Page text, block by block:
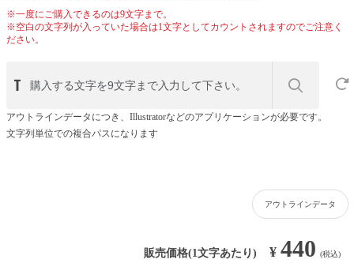
※一度にご購入できるのは9文字まで。
※空白の文字列が入っていた場合は1文字としてカウントされますのでご注意く
ださい。
アウトラインデータにつき、Illustratorなどのアプリケーションが必要です。
文字列単位での複合パスになります
アウトラインデータ
販売価格(1文字あたり) ¥ 440 (税込)